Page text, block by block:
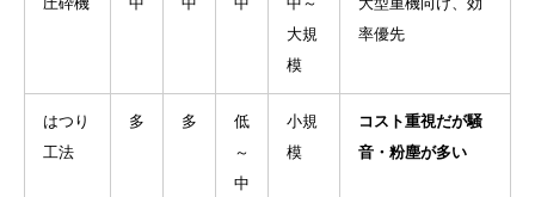
大規
模
率優先
はつり
工法
多 多
低
～
中
小規
模
コスト重視だが騒
音・粉塵が多い